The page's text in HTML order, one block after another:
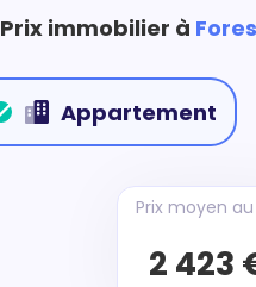
Prix immobilier à
Appartement
Prix moyen au
2 423